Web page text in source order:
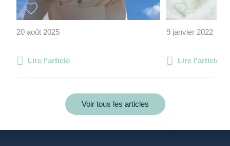
20 août 2025
Lire l'article
9 janvier 2022
Lire l'article
Voir tous les articles